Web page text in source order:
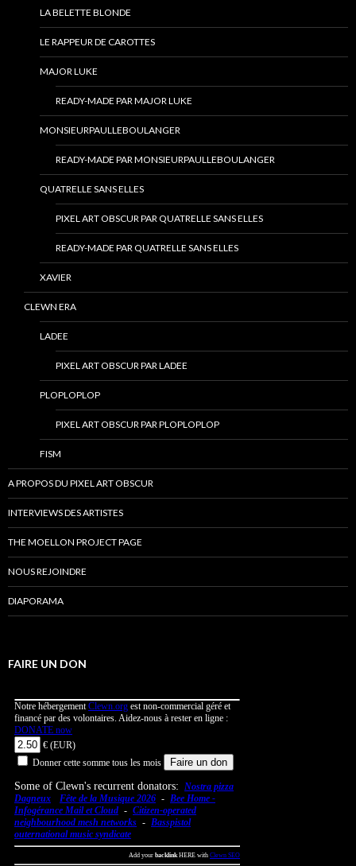
LA BELETTE BLONDE
LE RAPPEUR DE CAROTTES
MAJOR LUKE
READY-MADE PAR MAJOR LUKE
MONSIEURPAULLEBOULANGER
READY-MADE PAR MONSIEURPAULLEBOULANGER
QUATRELLE SANS ELLES
PIXEL ART OBSCUR PAR QUATRELLE SANS ELLES
READY-MADE PAR QUATRELLE SANS ELLES
XAVIER
CLEWN ERA
LADEE
PIXEL ART OBSCUR PAR LADEE
PLOPLOPLOP
PIXEL ART OBSCUR PAR PLOPLOPLOP
FISM
A PROPOS DU PIXEL ART OBSCUR
INTERVIEWS DES ARTISTES
THE MOELLON PROJECT PAGE
NOUS REJOINDRE
DIAPORAMA
FAIRE UN DON